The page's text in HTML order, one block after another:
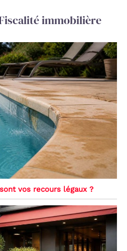
immobilière
vos recours légaux ?